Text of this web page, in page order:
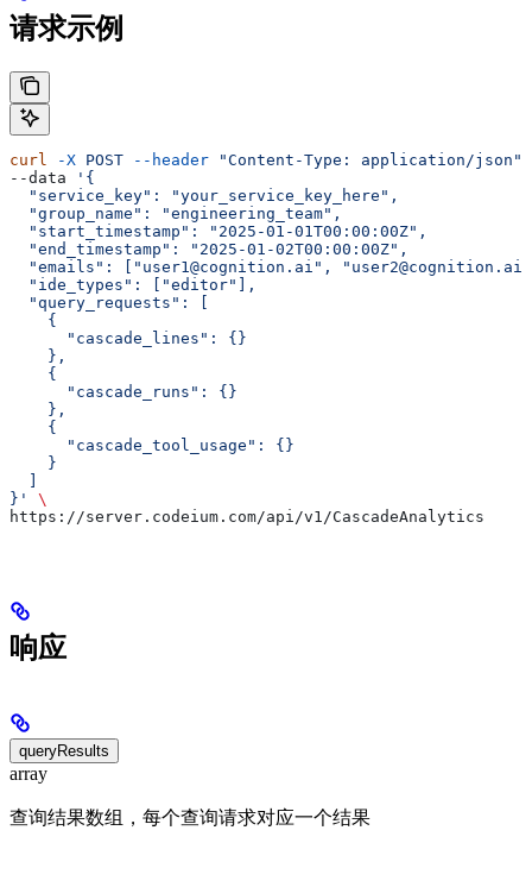
请求示例
curl -X POST --header "Content-Type: application/json"
--data
'{
  "service_key": "your_service_key_here",
  "group_name": "engineering_team",
  "start_timestamp": "2025-01-01T00:00:00Z",
  "end_timestamp": "2025-01-02T00:00:00Z",
"emails": ["user1@cognition.ai",
  "ide_types": ["editor"],
  "query_requests": [
    {
      "cascade_lines": {}
    },
    {
      "cascade_runs": {}
    },
    {
      "cascade_tool_usage": {}
    }
}'
\
https://server.codeium.com/api/v1/CascadeAnalytics
响应
queryResults
array
查询结果数组，每个查询请求对应一个结果